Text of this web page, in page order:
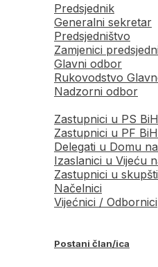
Predsjednik
Generalni sekretar
Predsjedništvo
Zamjenici
Glavni odbor
Rukovodstvo
Nadzorni odbor
Zastupnici u PS BiH
Zastupnici u PF BiH
Delegati u Domu
Izaslanici u Vijeću
Zastupnici u
Načelnici
Vijećnici / Odbornici
Postani član/ica